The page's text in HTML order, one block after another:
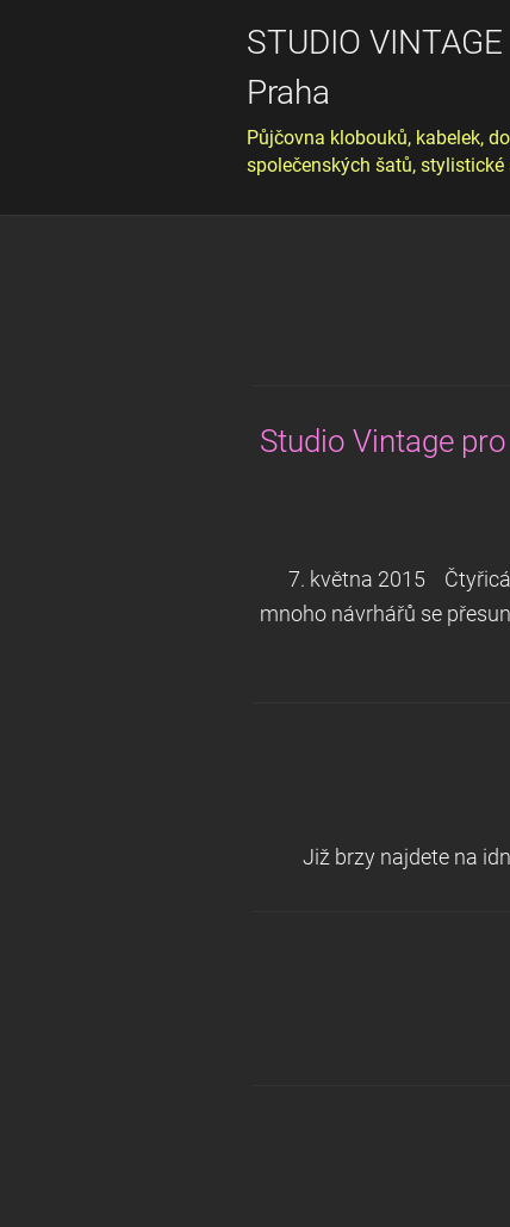
STUDIO VINTAGE
Praha
Půjčovna klobouků, kabelek,
společenských šatů, stylistické
Studio Vintage
7. května 2015
mnoho návrhářů se
Již brzy najdete na